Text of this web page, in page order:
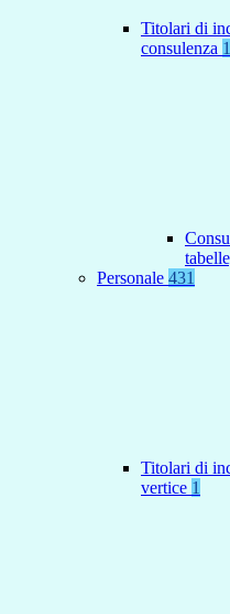
Titolari di
consulenza
Personale 431
Titolari di
vertice 1